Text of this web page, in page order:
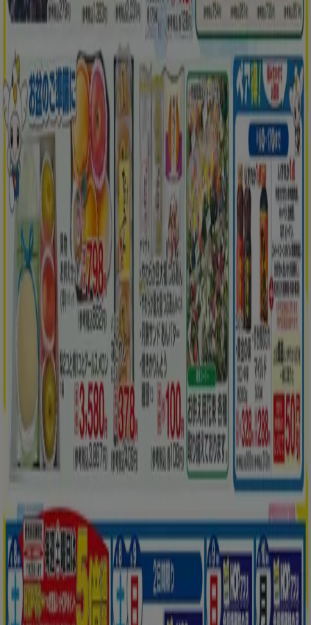
川崎市のスーパーマーケットのカタロ
グ
川崎市のチラシとお得な情報
シェルター 水着 水族館 ランタン 米カーテン ネックレス フット
ケア
スーツケース
他のまちのスーパーマーケット
東京都 大阪市 横浜市 名古屋市 福岡市 札幌市
神
戸市
仙台市 広島市 京都市 さいたま市 川崎市
千葉
北九州市 新潟市
渋谷区
都道府県一覧へ
Tiendeoで掲載しているスーパーマーケット情報
から最新をご案内！
こちらの スーパーマーケットカテゴリーでは、スーパーマー
ケットの
チラシ、住所、電話番号
などがチェックできます。
お得な 割引情報を毎日チェックして 節約にどうぞ！複数のチ
ラシを比較するのにも便利ですよ。
に行く のオファー スーパーマーケット